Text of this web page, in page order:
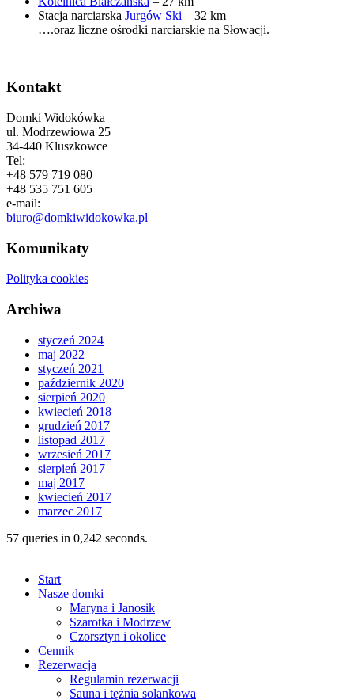
Stacja narciarska Jurgów Ski – 32 km
….oraz liczne ośrodki narciarskie na Słowacji.
Kontakt
Domki Widokówka
ul. Modrzewiowa 25
34-440 Kluszkowce
Tel:
+48 579 719 080
+48 535 751 605
e-mail:
biuro@domkiwidokowka.pl
Komunikaty
Polityka cookies
Archiwa
styczeń 2024
maj 2022
styczeń 2021
październik 2020
sierpień 2020
kwiecień 2018
grudzień 2017
listopad 2017
wrzesień 2017
sierpień 2017
maj 2017
kwiecień 2017
marzec 2017
57 queries in 0,242 seconds.
Start
Nasze domki
Maryna i Janosik
Szarotka i Modrzew
Czorsztyn i okolice
Cennik
Rezerwacja
Regulamin rezerwacji
Sauna i tężnia solankowa